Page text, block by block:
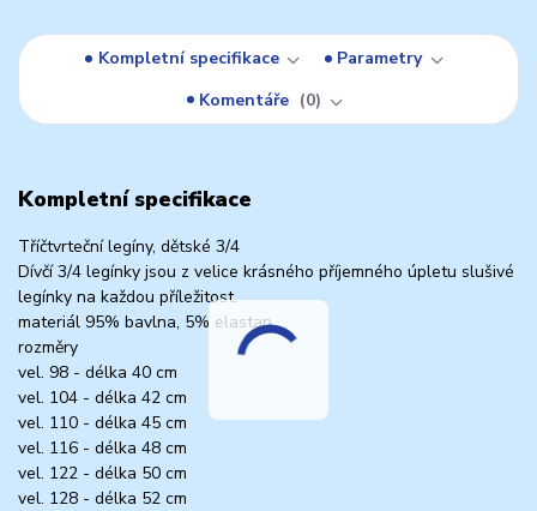
Kompletní specifikace
Parametry
Komentáře
0
Kompletní specifikace
Tříčtvrteční legíny, dětské 3/4
Dívčí 3/4 legínky jsou z velice krásného příjemného úpletu slušivé
legínky na každou příležitost.
materiál 95% bavlna, 5% elastan
rozměry
vel. 98 - délka 40 cm
vel. 104 - délka 42 cm
vel. 110 - délka 45 cm
vel. 116 - délka 48 cm
vel. 122 - délka 50 cm
vel. 128 - délka 52 cm